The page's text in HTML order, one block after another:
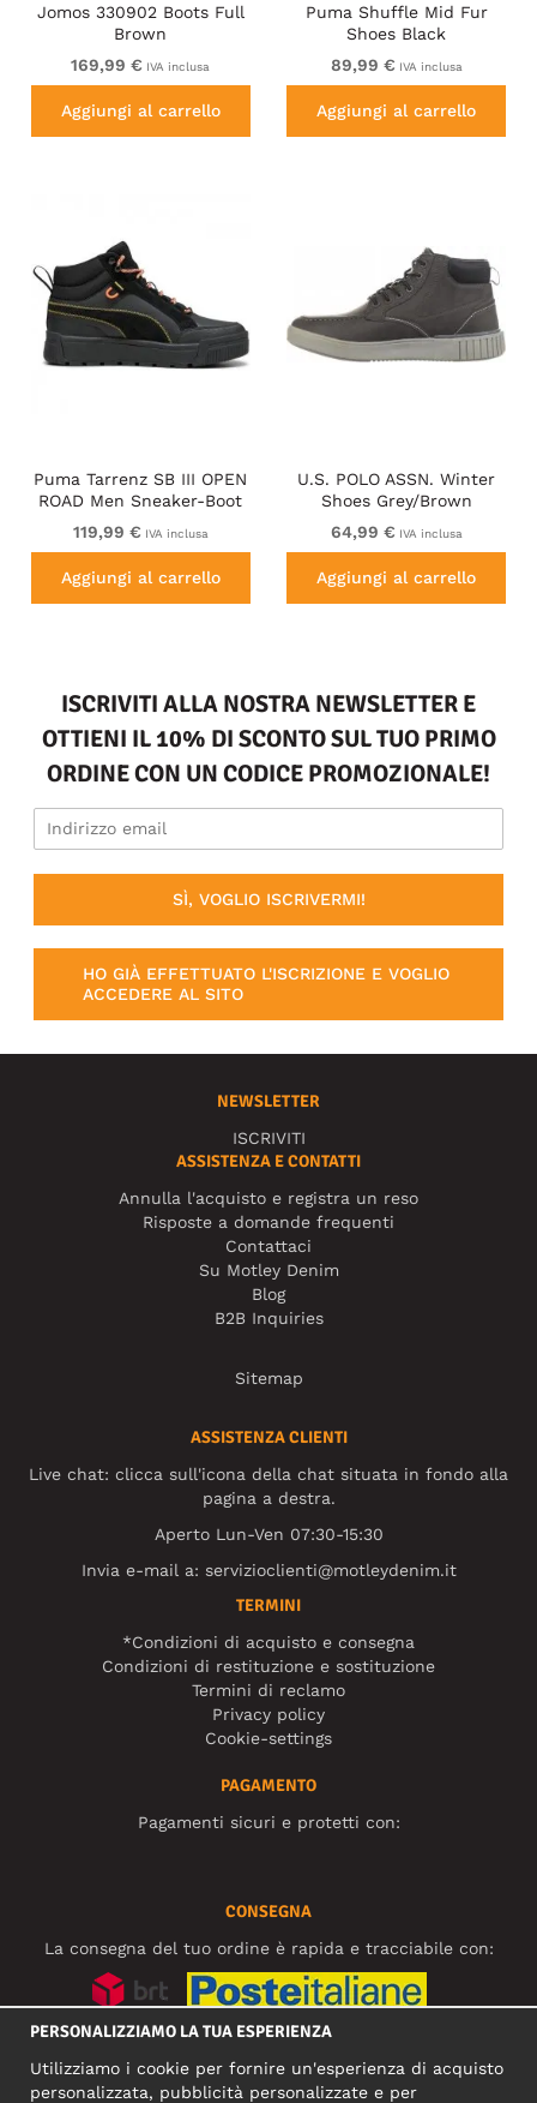
Jomos 330902 Boots Full
Brown
169,99 € IVA inclusa
Aggiungi al carrello
Puma Shuffle Mid Fur
Shoes Black
89,99 € IVA inclusa
Aggiungi al carrello
Puma Tarrenz SB III OPEN
ROAD Men Sneaker-Boot
Hybrid Black
119,99 € IVA inclusa
Aggiungi al carrello
U.S. POLO ASSN. Winter
Shoes Grey/Brown
64,99 € IVA inclusa
Aggiungi al carrello
ISCRIVITI ALLA NOSTRA NEWSLETTER E
OTTIENI IL 10% DI SCONTO SUL TUO PRIMO
ORDINE CON UN CODICE PROMOZIONALE!
SÌ, VOGLIO ISCRIVERMI!
HO GIÀ EFFETTUATO L'ISCRIZIONE E VOGLIO
ACCEDERE AL SITO
NEWSLETTER
ISCRIVITI
ASSISTENZA E CONTATTI
Annulla l'acquisto e registra un reso
Risposte a domande frequenti
Contattaci
Su Motley Denim
Blog
B2B Inquiries
Sitemap
ASSISTENZA CLIENTI
Live chat: clicca sull'icona della chat situata in fondo alla
pagina a destra.
Aperto Lun-Ven 07:30-15:30
Invia e-mail a: servizioclienti@motleydenim.it
TERMINI
*Condizioni di acquisto e consegna
Condizioni di restituzione e sostituzione
Termini di reclamo
Privacy policy
Cookie-settings
PAGAMENTO
Pagamenti sicuri e protetti con:
CONSEGNA
La consegna del tuo ordine è rapida e tracciabile con:
PERSONALIZZIAMO LA TUA ESPERIENZA
Utilizziamo i cookie per fornire un'esperienza di acquisto
personalizzata, pubblicità personalizzate e per